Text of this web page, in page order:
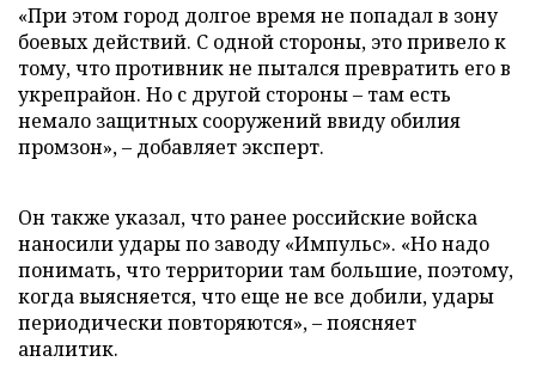
«При этом город долгое время не попадал в зону
боевых действий. С одной стороны, это привело к
тому, что противник не пытался превратить его в
укрепрайон. Но с другой стороны – там есть
немало защитных сооружений ввиду обилия
промзон», – добавляет эксперт.
Он также указал, что ранее российские войска
наносили удары по заводу «Импульс». «Но надо
понимать, что территории там большие, поэтому,
когда выясняется, что еще не все добили, удары
периодически повторяются», – поясняет
аналитик.